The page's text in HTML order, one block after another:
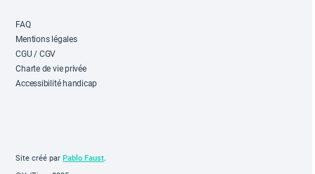
FAQ
Mentions légales
CGU / CGV
Charte de vie privée
Accessibilité handicap
Site créé parPablo Faust.